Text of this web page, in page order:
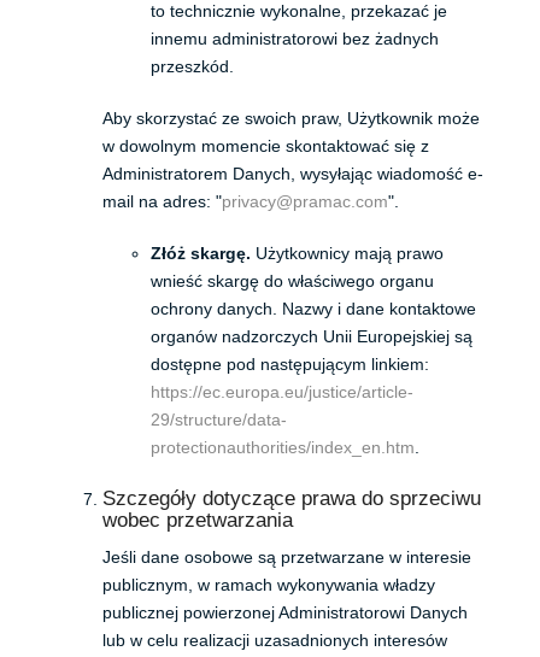
to technicznie wykonalne, przekazać je
innemu administratorowi bez żadnych
przeszkód.
Aby skorzystać ze swoich praw, Użytkownik może
w dowolnym momencie skontaktować się z
Administratorem Danych, wysyłając wiadomość e-
mail na adres: "privacy@pramac.com".
Złóż skargę. Użytkownicy mają prawo
wnieść skargę do właściwego organu
ochrony danych. Nazwy i dane kontaktowe
organów nadzorczych Unii Europejskiej są
dostępne pod następującym linkiem:
https://ec.europa.eu/justice/article-
29/structure/data-
protectionauthorities/index_en.htm
Szczegóły dotyczące prawa do sprzeciwu
wobec przetwarzania
Jeśli dane osobowe są przetwarzane w interesie
publicznym, w ramach wykonywania władzy
publicznej powierzonej Administratorowi Danych
lub w celu realizacji uzasadnionych interesów